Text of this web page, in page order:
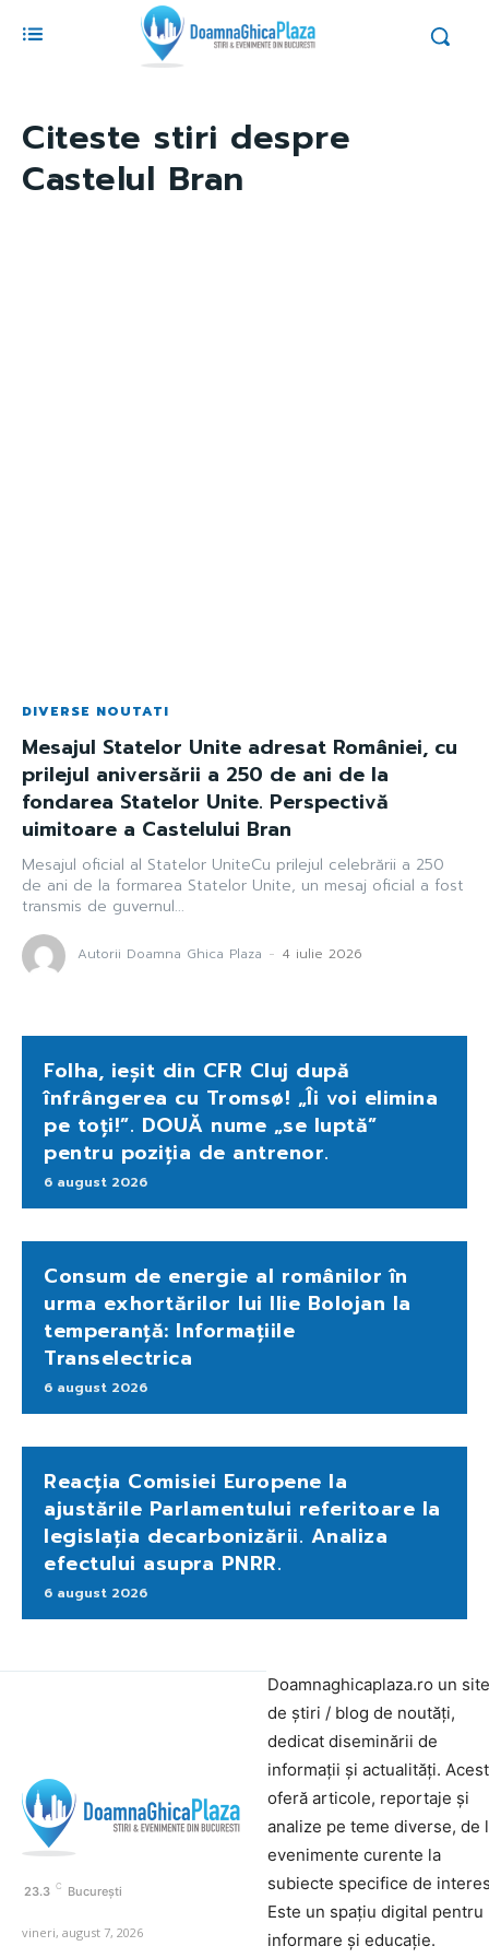
Citeste stiri despre
Castelul Bran
DIVERSE NOUTATI
Mesajul Statelor Unite adresat României, cu
prilejul aniversării a 250 de ani de la
fondarea Statelor Unite. Perspectivă
uimitoare a Castelului Bran
Mesajul oficial al Statelor UniteCu prilejul celebrării a 250
de ani de la formarea Statelor Unite, un mesaj oficial a fost
transmis de guvernul...
Autorii Doamna Ghica Plaza - 4 iulie 2026
Folha, ieșit din CFR Cluj după
înfrângerea cu Tromsø! „Îi voi elimina
pe toți!”. DOUĂ nume „se luptă”
pentru poziția de antrenor.
6 august 2026
Consum de energie al românilor în
urma exhortărilor lui Ilie Bolojan la
temperanță: Informațiile
Transelectrica
6 august 2026
Reacția Comisiei Europene la
ajustările Parlamentului referitoare la
legislația decarbonizării. Analiza
efectului asupra PNRR.
6 august 2026
23.3 C București
vineri, august 7, 2026
Doamnaghicaplaza.ro un site
de știri / blog de noutăți,
dedicat diseminării de
informații și actualități.
oferă articole, reportaje și
analize pe teme diverse, de
evenimente curente la
subiecte specifice de
Este un spațiu digital pentru
informare și educație.